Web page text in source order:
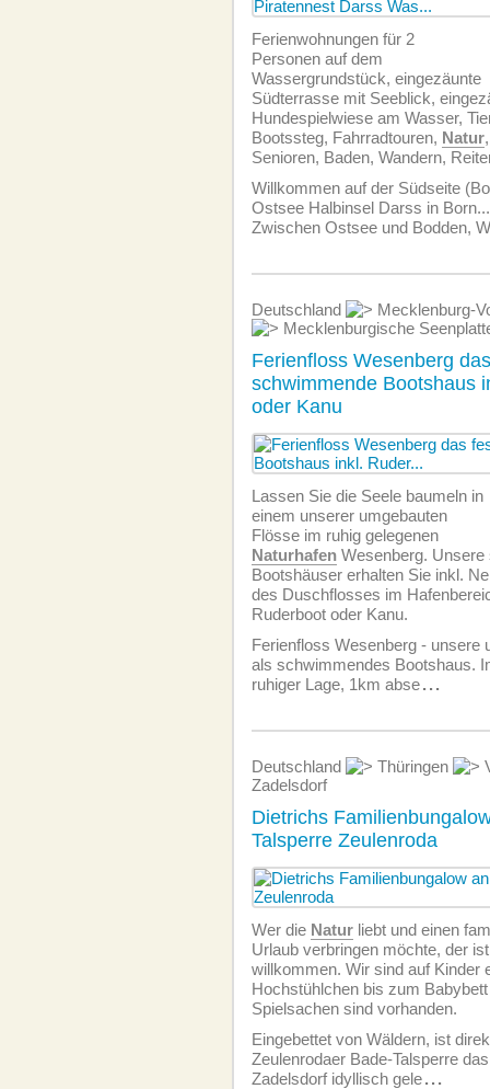
Ferien­wohnungen für 2
Personen auf dem
Wassergrundstück, eingezäunte
Südterrasse mit Seeblick,
Hundespielwiese am Wasser,
Bootssteg, Fahrradtouren, Natur
Senioren, Baden, Wandern,
Willkommen auf der Südseite
Ostsee Halbinsel Darss in Born...
Zwischen Ostsee und Bodden,
Deutschland
Mecklenburg-
Mecklenburgische
Ferienfloss Wesenberg
schwimmende Bootshaus
oder Kanu
Lassen Sie die Seele baumeln in
einem unserer umgebauten
Flösse im ruhig gelegenen
Naturhafen Wesenberg.
Bootshäuser erhalten Sie inkl.
des Duschflosses im
Ruderboot oder Kanu.
Ferienfloss Wesenberg - unsere
als schwimmendes Bootshaus.
ruhiger Lage, 1km abse...
Deutschland Thüringen
Zadelsdorf
Dietrichs
Talsperre Zeulenroda
Wer die Natur liebt und einen
Urlaub verbringen möchte, der
willkommen. Wir sind auf Kinder
Hochstühlchen bis zum
Spielsachen sind vorhanden.
Eingebettet von Wäldern, ist
Zeulenrodaer Bade-Talsperre
Zadelsdorf idyllisch gele...